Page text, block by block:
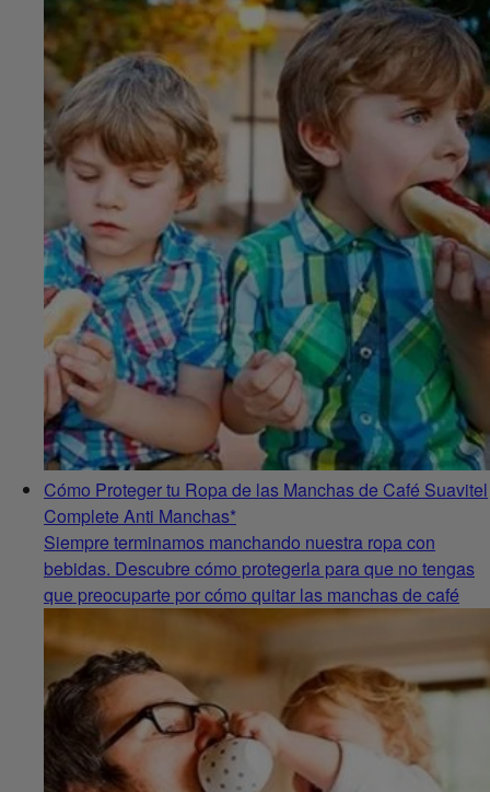
Cómo Proteger tu Ropa de las Manchas de Café Suavitel
Complete Anti Manchas*
Siempre terminamos manchando nuestra ropa con
bebidas. Descubre cómo protegerla para que no tengas
que preocuparte por cómo quitar las manchas de café